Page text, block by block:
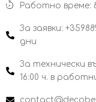
Работно време:
За заявки:
дни
За технически
16:00 ч. в